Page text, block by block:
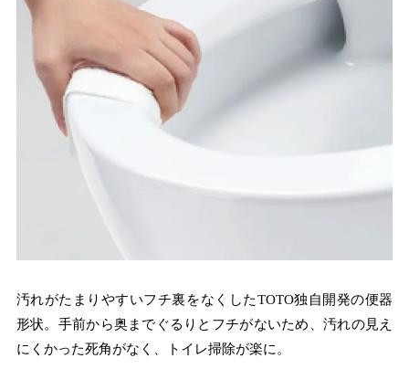
汚れがたまりやすいフチ裏をなくしたTOTO独自開発の便器
形状。手前から奥までぐるりとフチがないため、汚れの見え
にくかった死角がなく、トイレ掃除が楽に。